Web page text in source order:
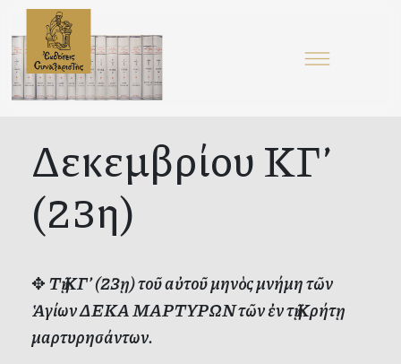
Δεκεμβρίου ΚΓ’
(23η)
✥Τῇ ΚΓ’ (23ῃ) τοῦ αὐτοῦ μηνὸς μνήμη τῶν
Ἁγίων ΔΕΚΑ ΜΑΡΤΥΡΩΝ τῶν ἐν τῇ Κρήτῃ
μαρτυρησάντων.